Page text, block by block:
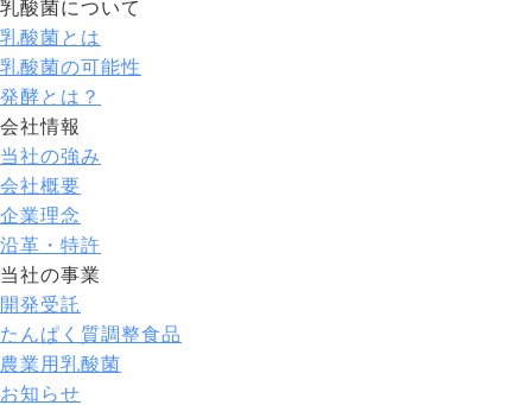
乳酸菌について
乳酸菌とは
乳酸菌の可能性
発酵とは？
会社情報
当社の強み
会社概要
企業理念
沿革・特許
当社の事業
開発受託
たんぱく質調整食品
農業用乳酸菌
お知らせ